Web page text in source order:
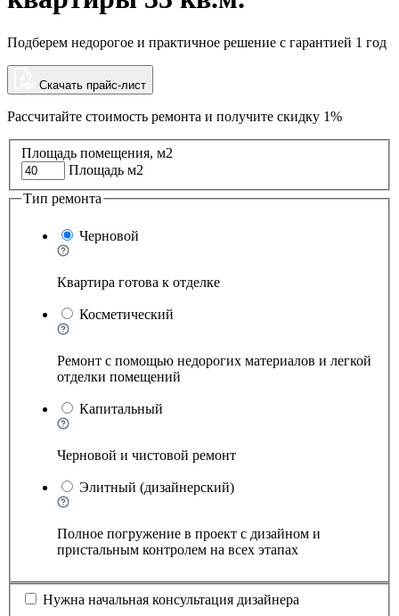
Подберем недорогое и практичное решение с гарантией 1 год
Скачать прайс-лист
Рассчитайте стоимость ремонта и получите скидку 1%
Площадь помещения, м2
Площадь м2
Тип ремонта
Черновой
Квартира готова к отделке
Косметический
Ремонт с помощью недорогих материалов и легкой
отделки помещений
Капитальный
Черновой и чистовой ремонт
Элитный (дизайнерский)
Полное погружение в проект с дизайном и
пристальным контролем на всех этапах
Нужна начальная консультация дизайнера